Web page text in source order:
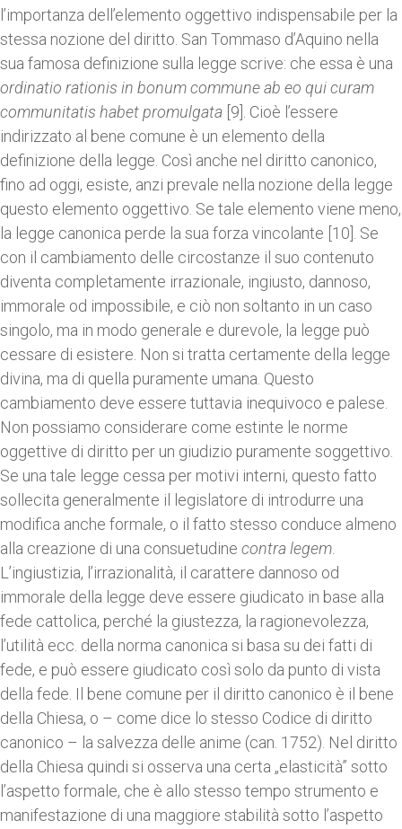
l’importanza dell’elemento oggettivo indispensabile per la
stessa nozione del diritto. San Tommaso d’Aquino nella
sua famosa definizione sulla legge scrive: che essa è una
ordinatio rationis in bonum commune ab eo qui curam
communitatis habet promulgata [9]. Cioè l’essere
indirizzato al bene comune è un elemento della
definizione della legge. Così anche nel diritto canonico,
fino ad oggi, esiste, anzi prevale nella nozione della legge
questo elemento oggettivo. Se tale elemento viene meno,
la legge canonica perde la sua forza vincolante [10]. Se
con il cambiamento delle circostanze il suo contenuto
diventa completamente irrazionale, ingiusto, dannoso,
immorale od impossibile, e ciò non soltanto in un caso
singolo, ma in modo generale e durevole, la legge può
cessare di esistere. Non si tratta certamente della legge
divina, ma di quella puramente umana. Questo
cambiamento deve essere tuttavia inequivoco e palese.
Non possiamo considerare come estinte le norme
oggettive di diritto per un giudizio puramente soggettivo.
Se una tale legge cessa per motivi interni, questo fatto
sollecita generalmente il legislatore di introdurre una
modifica anche formale, o il fatto stesso conduce almeno
alla creazione di una consuetudine contra legem
L’ingiustizia, l’irrazionalità, il carattere dannoso od
immorale della legge deve essere giudicato in base alla
fede cattolica, perché la giustezza, la ragionevolezza,
l’utilità ecc. della norma canonica si basa su dei fatti di
fede, e può essere giudicato così solo da punto di vista
della fede. Il bene comune per il diritto canonico è il bene
della Chiesa, o – come dice lo stesso Codice di diritto
canonico – la salvezza delle anime (can. 1752). Nel diritto
della Chiesa quindi si osserva una certa „elasticità” sotto
l’aspetto formale, che è allo stesso tempo strumento e
manifestazione di una maggiore stabilità sotto l’aspetto